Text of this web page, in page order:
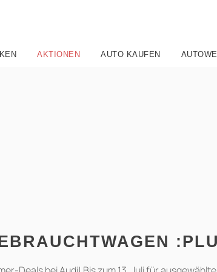
AKTIONEN AUTO KAUFEN